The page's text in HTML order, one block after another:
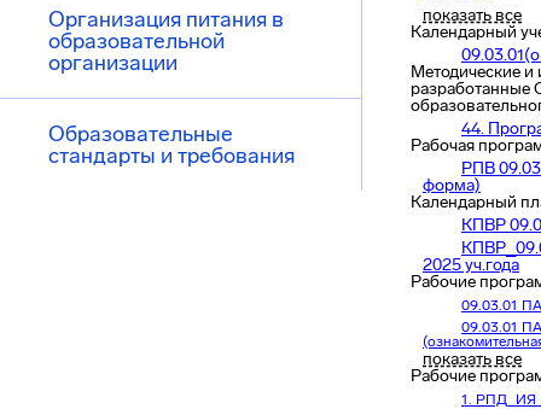
Организация питания в
образовательной
организации
Образовательные
стандарты и требования
09.03.01-
аппаратное
систем.plx
показать все
Календарный
Методические
разработанные
44.
Рабочая
РПВ
форма)
Календарный
КПВР
2025 уч.года
Рабочие
09.03.01
09.03.01
09.03.01
показать все
Рабочие
1.